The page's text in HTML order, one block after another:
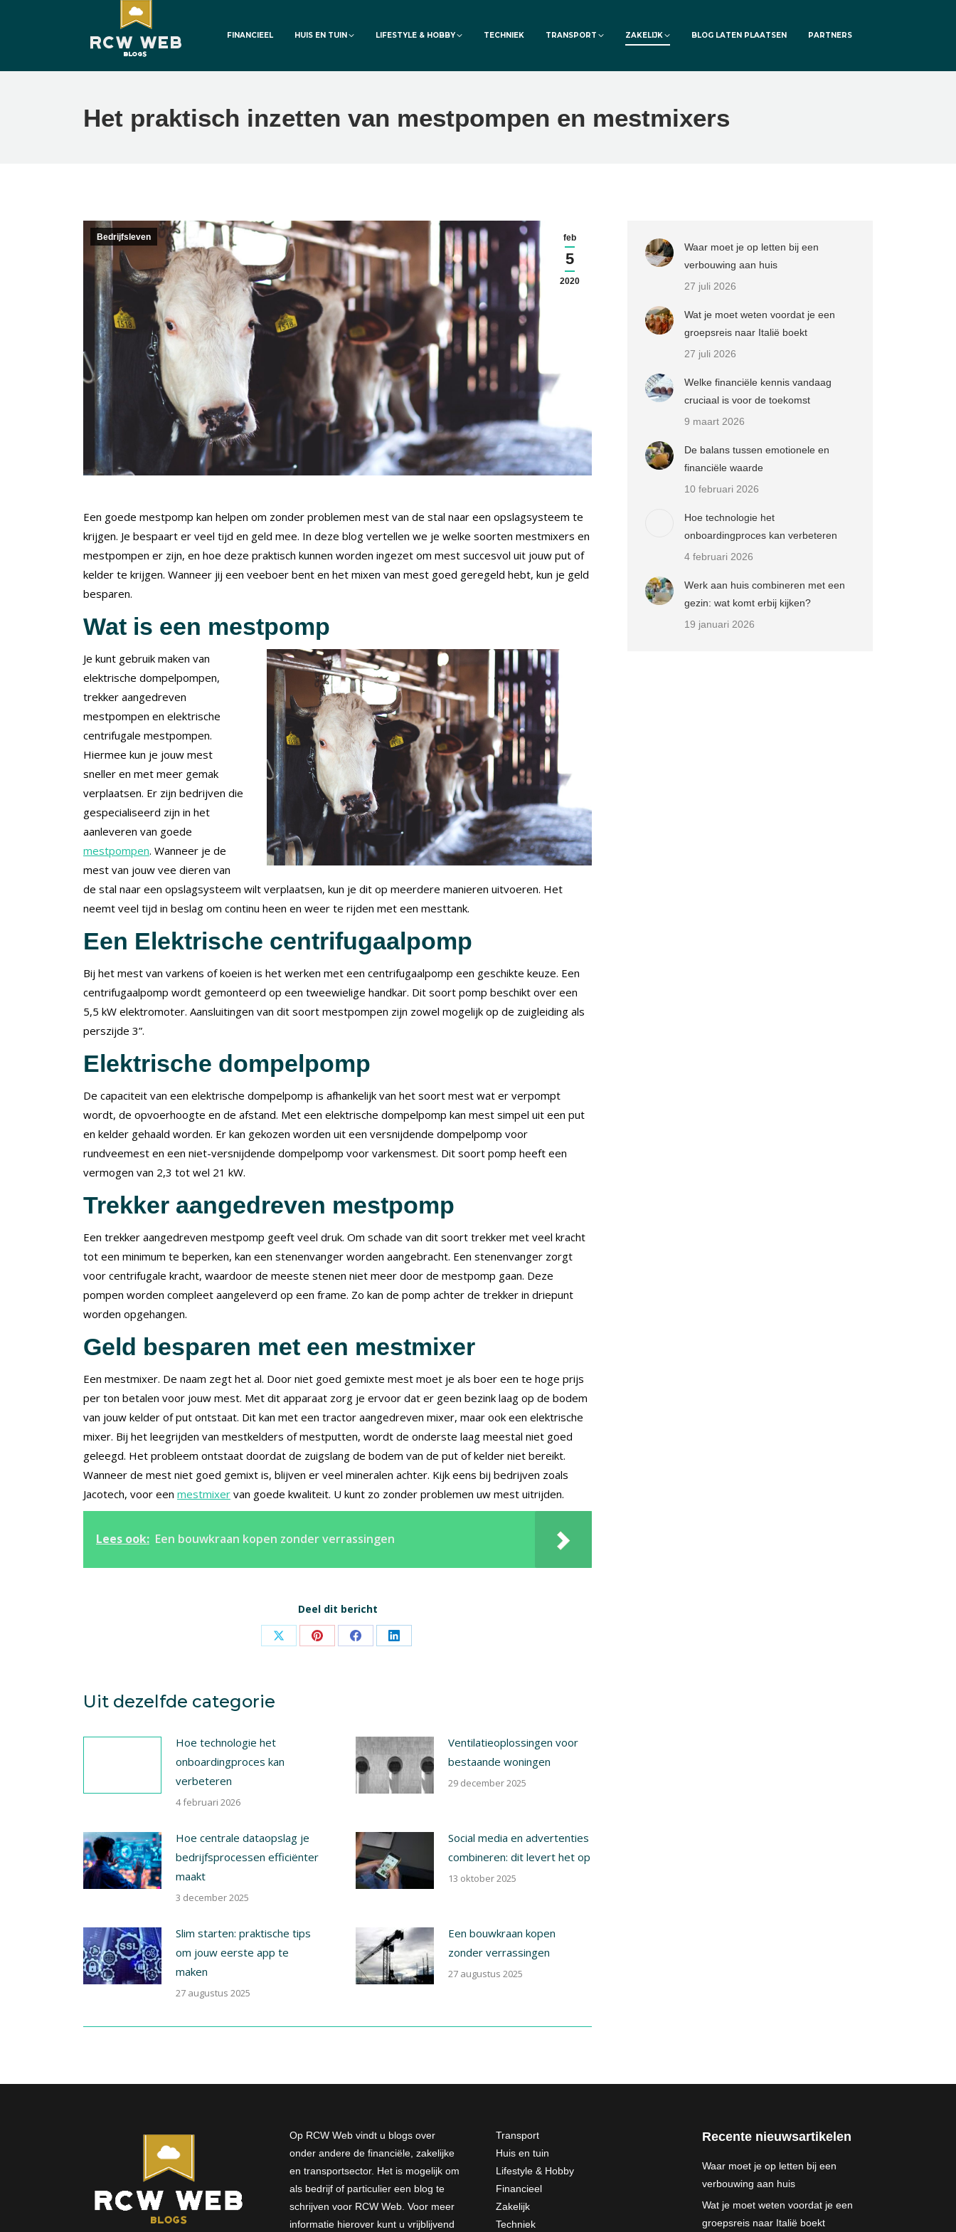
FINANCIEEL HUIS EN TUIN LIFESTYLE & HOBBY TECHNIEK TRANSPORT ZAKELIJK BLOG LATEN PLAATSEN PARTNERS
Het praktisch inzetten van mestpompen en mestmixers
feb
5
2020
Bedrijfsleven
Een goede mestpomp kan helpen om zonder problemen mest van de stal naar een opslagsysteem te
krijgen. Je bespaart er veel tijd en geld mee. In deze blog vertellen we je welke soorten mestmixers en
mestpompen er zijn, en hoe deze praktisch kunnen worden ingezet om mest succesvol uit jouw put of
kelder te krijgen. Wanneer jij een veeboer bent en het mixen van mest goed geregeld hebt, kun je geld
besparen.
Wat is een mestpomp
Je kunt gebruik maken van
elektrische dompelpompen,
trekker aangedreven
mestpompen en elektrische
centrifugale mestpompen.
Hiermee kun je jouw mest
sneller en met meer gemak
verplaatsen. Er zijn bedrijven die
gespecialiseerd zijn in het
aanleveren van goede
mestpompen. Wanneer je de
mest van jouw vee dieren van
de stal naar een opslagsysteem wilt verplaatsen, kun je dit op meerdere manieren uitvoeren. Het
neemt veel tijd in beslag om continu heen en weer te rijden met een mesttank.
Een Elektrische centrifugaalpomp
Bij het mest van varkens of koeien is het werken met een centrifugaalpomp een geschikte keuze. Een
centrifugaalpomp wordt gemonteerd op een tweewielige handkar. Dit soort pomp beschikt over een
5,5 kW elektromoter. Aansluitingen van dit soort mestpompen zijn zowel mogelijk op de zuigleiding als
perszijde 3”.
Elektrische dompelpomp
De capaciteit van een elektrische dompelpomp is afhankelijk van het soort mest wat er verpompt
wordt, de opvoerhoogte en de afstand. Met een elektrische dompelpomp kan mest simpel uit een put
en kelder gehaald worden. Er kan gekozen worden uit een versnijdende dompelpomp voor
rundveemest en een niet-versnijdende dompelpomp voor varkensmest. Dit soort pomp heeft een
vermogen van 2,3 tot wel 21 kW.
Trekker aangedreven mestpomp
Een trekker aangedreven mestpomp geeft veel druk. Om schade van dit soort trekker met veel kracht
tot een minimum te beperken, kan een stenenvanger worden aangebracht. Een stenenvanger zorgt
voor centrifugale kracht, waardoor de meeste stenen niet meer door de mestpomp gaan. Deze
pompen worden compleet aangeleverd op een frame. Zo kan de pomp achter de trekker in driepunt
worden opgehangen.
Geld besparen met een mestmixer
Een mestmixer. De naam zegt het al. Door niet goed gemixte mest moet je als boer een te hoge prijs
per ton betalen voor jouw mest. Met dit apparaat zorg je ervoor dat er geen bezink laag op de bodem
van jouw kelder of put ontstaat. Dit kan met een tractor aangedreven mixer, maar ook een elektrische
mixer. Bij het leegrijden van mestkelders of mestputten, wordt de onderste laag meestal niet goed
geleegd. Het probleem ontstaat doordat de zuigslang de bodem van de put of kelder niet bereikt.
Wanneer de mest niet goed gemixt is, blijven er veel mineralen achter. Kijk eens bij bedrijven zoals
Jacotech, voor een mestmixer van goede kwaliteit. U kunt zo zonder problemen uw mest uitrijden.
Lees ook: Een bouwkraan kopen zonder verrassingen
Deel dit bericht
Share Share Share Share
Uit dezelfde categorie
Hoe technologie het
onboardingproces kan
verbeteren
4 februari 2026
Ventilatieoplossingen voor
bestaande woningen
29 december 2025
Hoe centrale dataopslag je
bedrijfsprocessen efficiënter
maakt
3 december 2025
Social media en advertenties
combineren: dit levert het op
13 oktober 2025
Slim starten: praktische tips
om jouw eerste app te
maken
27 augustus 2025
Een bouwkraan kopen
zonder verrassingen
27 augustus 2025
Waar moet je op letten bij een
verbouwing aan huis
27 juli 2026
Wat je moet weten voordat je een
groepsreis naar Italië boekt
27 juli 2026
Welke financiële kennis vandaag
cruciaal is voor de toekomst
9 maart 2026
De balans tussen emotionele en
financiële waarde
10 februari 2026
Hoe technologie het
onboardingproces kan verbeteren
4 februari 2026
Werk aan huis combineren met een
gezin: wat komt erbij kijken?
19 januari 2026
Op RCW Web vindt u blogs over
onder andere de financiële, zakelijke
en transportsector. Het is mogelijk om
als bedrijf of particulier een blog te
schrijven voor RCW Web. Voor meer
informatie hierover kunt u vrijblijvend
Transport
Huis en tuin
Lifestyle & Hobby
Financieel
Zakelijk
Techniek
Recente nieuwsartikelen
Waar moet je op letten bij een
verbouwing aan huis
Wat je moet weten voordat je een
groepsreis naar Italië boekt